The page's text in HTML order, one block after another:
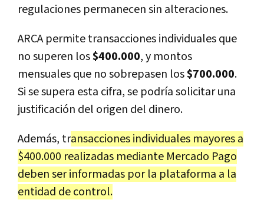
regulaciones permanecen sin alteraciones.
ARCA permitetransacciones individuales que
no superen los$400.000, y montos
mensuales que no sobrepasen los$700.000.
Si se supera esta cifra, se podría solicitar una
justificación del origen del dinero.
Además, transacciones individuales mayores a
$400.000 realizadas mediante Mercado Pago
deben ser informadas por la plataforma a la
entidad de control.